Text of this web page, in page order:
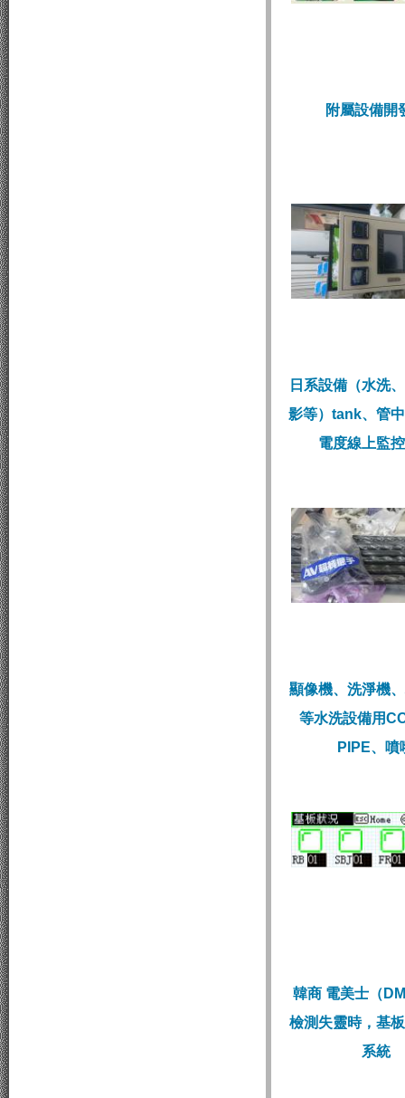
附屬設備開
日系設備（水洗
影等）tank、管
電度線上監
顯像機、洗淨機
等水洗設備用
PIPE、噴
韓商 電美士（
檢測失靈時，基
系統